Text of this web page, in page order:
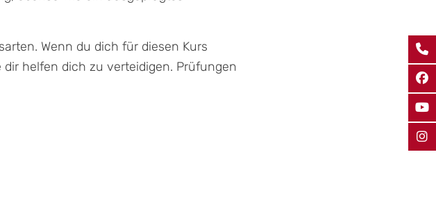
Wenn du dich für diesen Kurs
helfen dich zu verteidigen. Prüfungen